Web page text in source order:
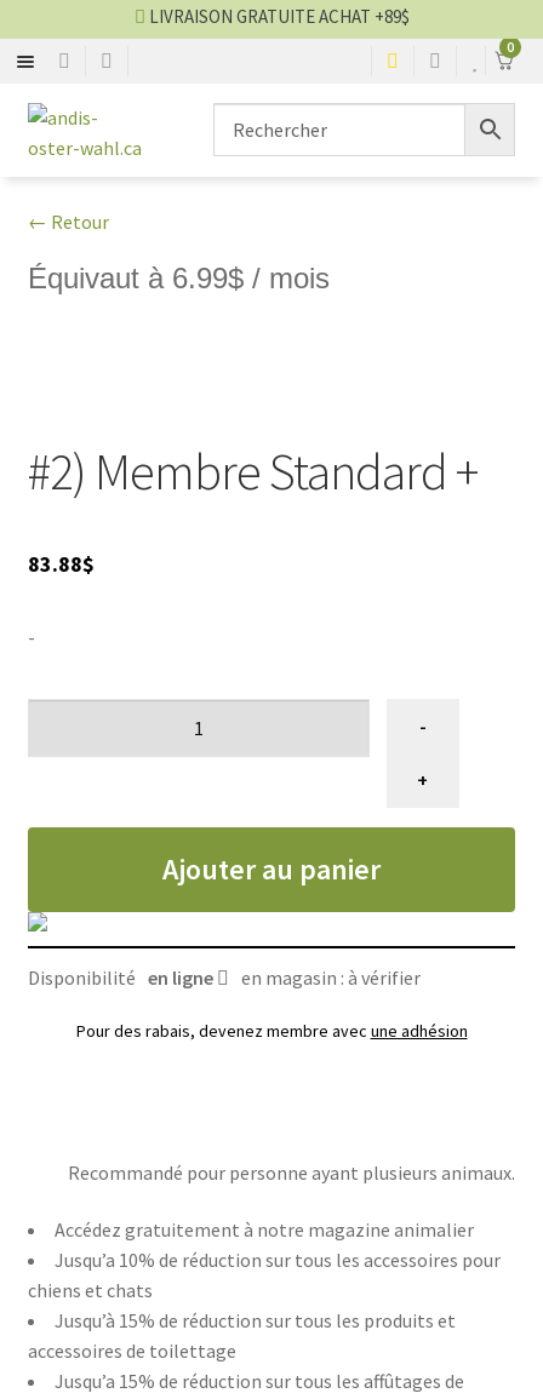
0
Aller
à
Aller
au
LIVRAISON GRATUITE ACHAT +89$
ANDIS
AIGUISAGES
Blog
VENTES
← Retour
Équivaut à 6.99$ / mois
#2) Membre Standard +
83.88$
-
Standard
-
+
Ajouter au panier
Disponibilité en ligne en magasin : à vérifier
Pour des rabais, devenez membre avec une adhésion
Recommandé pour personne ayant plusieurs animaux.
Accédez gratuitement à notre magazine animalier
Jusqu’a 10% de réduction sur tous les accessoires pour
chiens et chats
Jusqu’à 15% de réduction sur tous les produits et
accessoires de toilettage
Jusqu’a 15% de réduction sur tous les affûtages de